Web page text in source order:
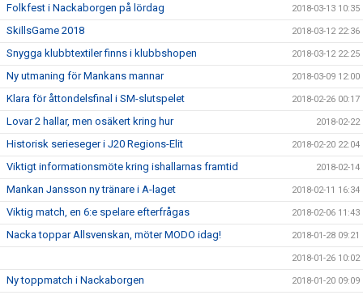
Folkfest i Nackaborgen på lördag 2018-03-13 10:35
SkillsGame 2018 2018-03-12 22:36
Snygga klubbtextiler finns i klubbshopen 2018-03-12 22:25
Ny utmaning för Mankans mannar 2018-03-09 12:00
Klara för åttondelsfinal i SM-slutspelet 2018-02-26 00:17
Lovar 2 hallar, men osäkert kring hur 2018-02-22
Historisk serieseger i J20 Regions-Elit 2018-02-20 22:04
Viktigt informationsmöte kring ishallarnas framtid 2018-02-14
Mankan Jansson ny tränare i A-laget 2018-02-11 16:34
Viktig match, en 6:e spelare efterfrågas 2018-02-06 11:43
Nacka toppar Allsvenskan, möter MODO idag! 2018-01-28 09:21
2018-01-26 10:02
Ny toppmatch i Nackaborgen 2018-01-20 09:09